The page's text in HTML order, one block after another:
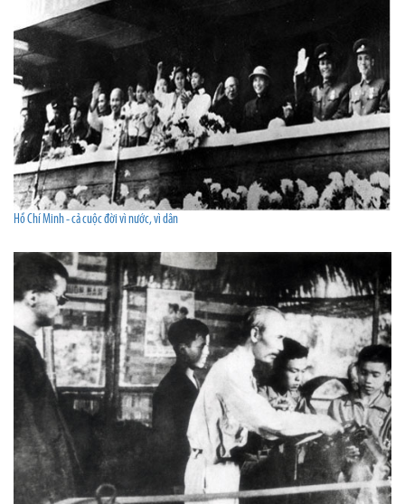
Hồ Chí Minh - cả cuộc đời vì nước, vì dân